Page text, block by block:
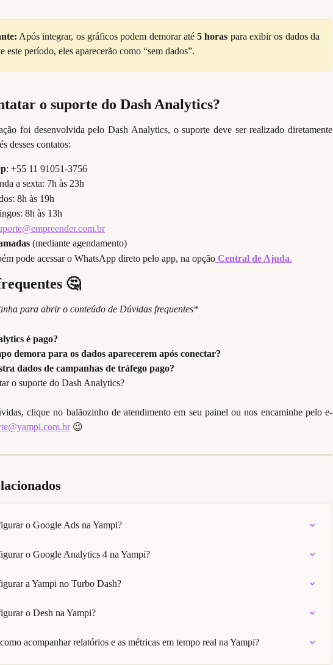
Após integrar, os gráficos podem demorar até5 horas para exibir os dados da
este período, eles aparecerão como “sem dados”.
o suporte do Dash Analytics?
foi desenvolvida pelo Dash Analytics, o suporte deve ser realizado diretamente
desses contatos:
: +55 11 91051-3756
a sexta: 7h às 23h
8h às 19h
8h às 13h
(mediante agendamento)
pode acessar o WhatsApp direto pelo app, na opção Central de Ajuda.
🤔
para abrir o conteúdo de Dúvidas frequentes*
é pago?
demora para os dados aparecerem após conectar?
dados de campanhas de tráfego pago?
o suporte do Dash Analytics?
clique no balãozinho de atendimento em seu painel ou nos encaminhe pelo e-
😉
o Google Ads na Yampi?
o Google Analytics 4 na Yampi?
a Yampi no Turbo Dash?
o Desh na Yampi?
acompanhar relatórios e as métricas em tempo real na Yampi?